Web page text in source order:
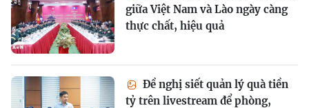
giữa Việt Nam và Lào ngày càng
thực chất, hiệu quả
Đề nghị siết quản lý quà tiền
tỷ trên livestream để phòng,